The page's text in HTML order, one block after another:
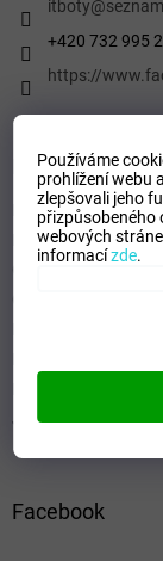
Používáme
prohlížení webu
zlepšovali jeho
přizpůsobeného
webových
informacízde.
itboty@
+420 732 995
https://
Informace pro
Kontaktní formulář
Podmínky ochrany
Jak ověřujeme
Facebook